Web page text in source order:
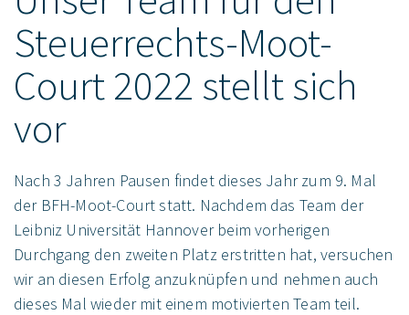
Steuerrechts-Moot-
Court 2022 stellt sich
vor
Nach 3 Jahren Pausen findet dieses Jahr zum 9. Mal
der BFH-Moot-Court statt. Nachdem das Team der
Leibniz Universität Hannover beim vorherigen
Durchgang den zweiten Platz erstritten hat, versuchen
wir an diesen Erfolg anzuknüpfen und nehmen auch
dieses Mal wieder mit einem motivierten Team teil.